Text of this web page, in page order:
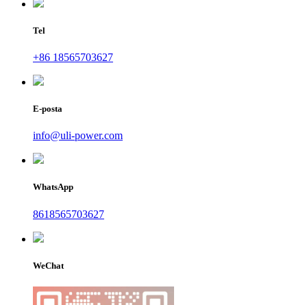
Tel
+86 18565703627
E-posta
info@uli-power.com
WhatsApp
8618565703627
WeChat